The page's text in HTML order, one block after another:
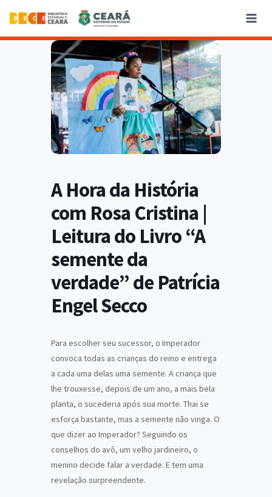
A Hora da História
com Rosa Cristina |
Leitura do Livro “A
semente da
verdade” de Patrícia
Engel Secco
Para escolher seu sucessor, o Imperador
convoca todas as crianças do reino e entrega
a cada uma delas uma semente. A criança que
lhe trouxesse, depois de um ano, a mais bela
planta, o sucederia após sua morte. Thai se
esforça bastante, mas a semente não vinga. O
que dizer ao Imperador? Seguindo os
conselhos do avô, um velho jardineiro, o
menino decide falar a verdade. E tem uma
revelação surpreendente.